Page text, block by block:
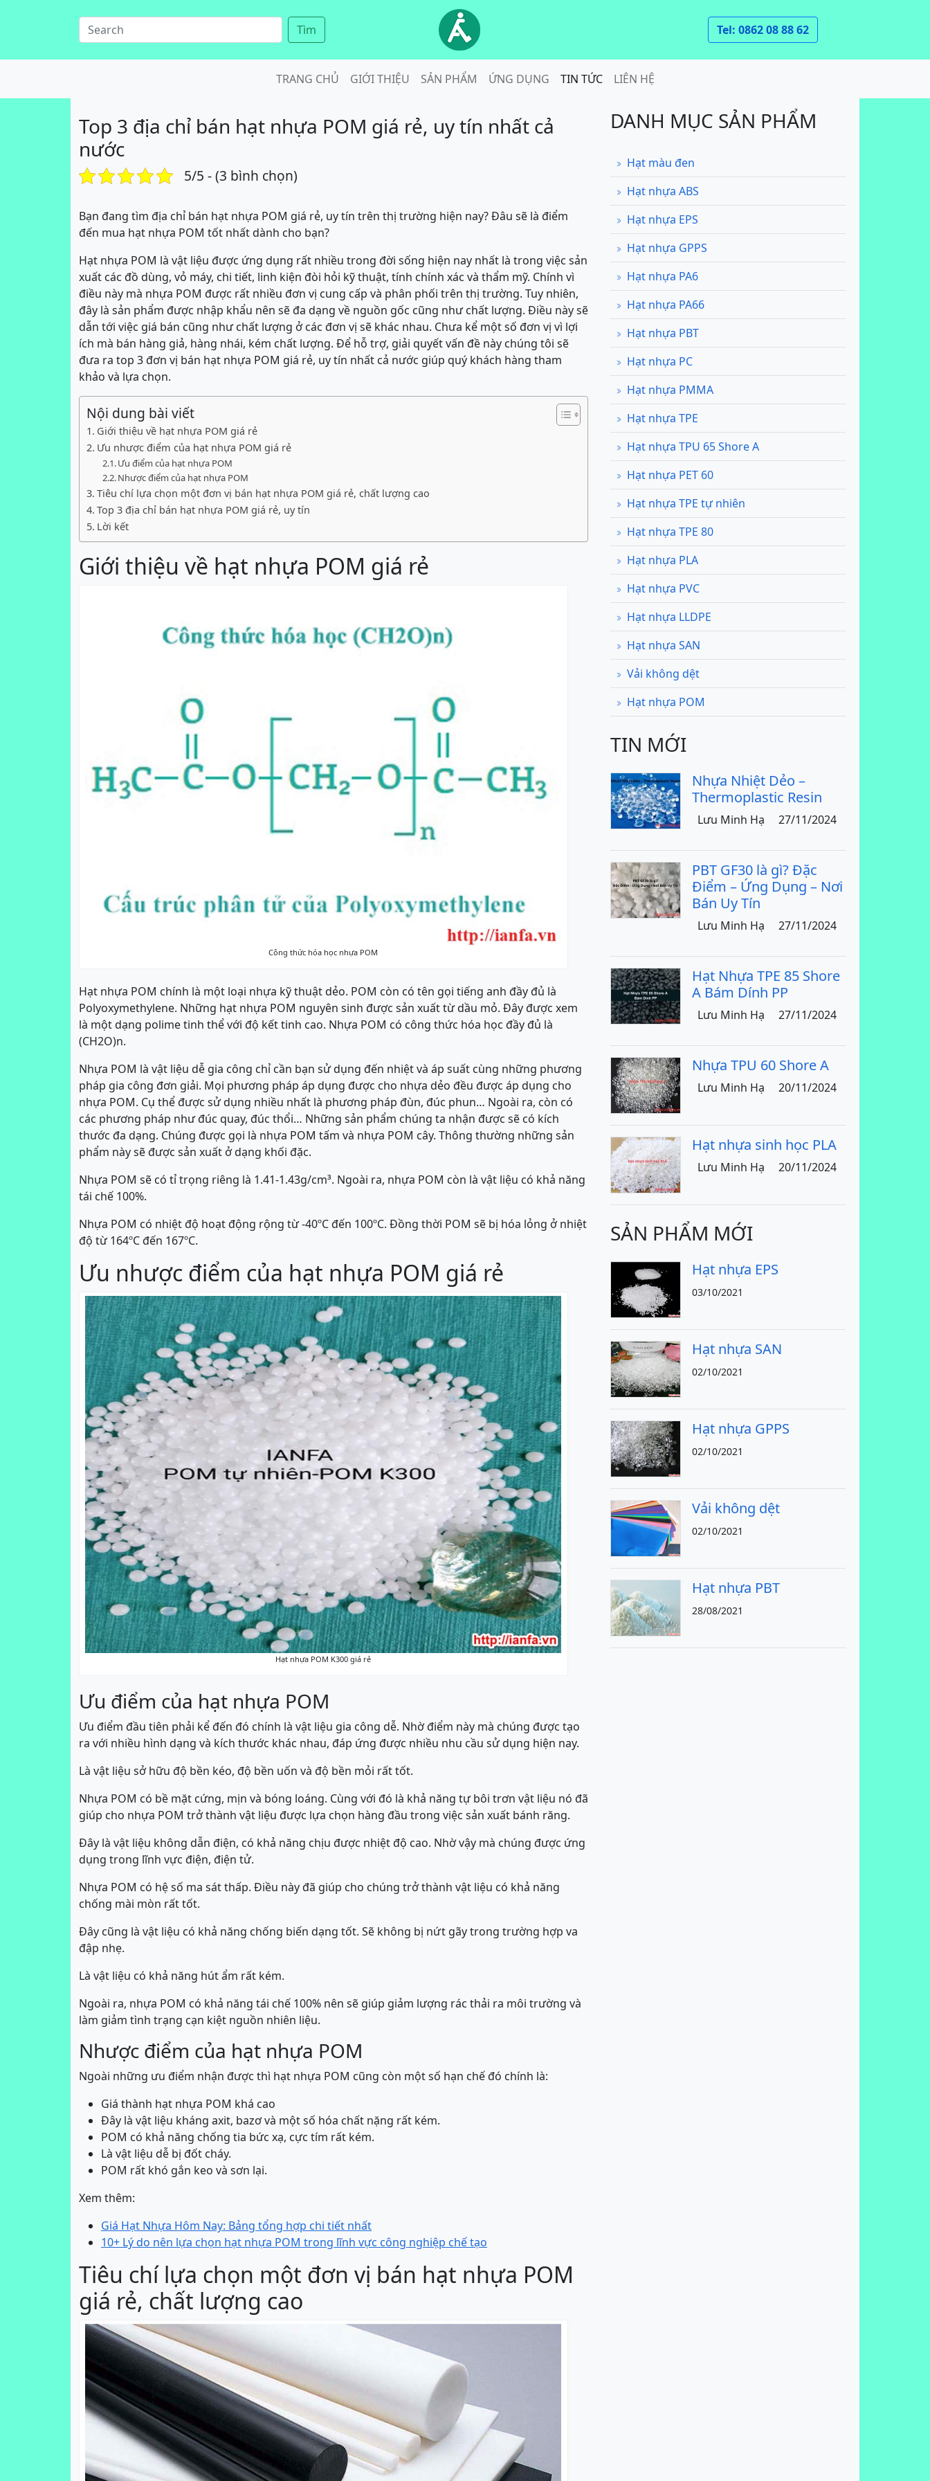
Tìm Tel: 0862 08 88 62
TRANG CHỦ GIỚI THIỆU SẢN PHẨM ỨNG DỤNG TIN TỨC LIÊN HỆ
Top 3 địa chỉ bán hạt nhựa POM giá rẻ, uy tín nhất cả
nước
5/5 - (3 bình chọn)
Bạn đang tìm địa chỉ bán hạt nhựa POM giá rẻ, uy tín trên thị trường hiện nay? Đâu sẽ là điểm
đến mua hạt nhựa POM tốt nhất dành cho bạn?
Hạt nhựa POM là vật liệu được ứng dụng rất nhiều trong đời sống hiện nay nhất là trong việc sản
xuất các đồ dùng, vỏ máy, chi tiết, linh kiện đòi hỏi kỹ thuật, tính chính xác và thẩm mỹ. Chính vì
điều này mà nhựa POM được rất nhiều đơn vị cung cấp và phân phối trên thị trường. Tuy nhiên,
đây là sản phẩm được nhập khẩu nên sẽ đa dạng về nguồn gốc cũng như chất lượng. Điều này sẽ
dẫn tới việc giá bán cũng như chất lượng ở các đơn vị sẽ khác nhau. Chưa kể một số đơn vị vì lợi
ích mà bán hàng giả, hàng nhái, kém chất lượng. Để hỗ trợ, giải quyết vấn đề này chúng tôi sẽ
đưa ra top 3 đơn vị bán hạt nhựa POM giá rẻ, uy tín nhất cả nước giúp quý khách hàng tham
khảo và lựa chọn.
Nội dung bài viết
Giới thiệu về hạt nhựa POM giá rẻ
Ưu nhược điểm của hạt nhựa POM giá rẻ
Ưu điểm của hạt nhựa POM
Nhược điểm của hạt nhựa POM
Tiêu chí lựa chọn một đơn vị bán hạt nhựa POM giá rẻ, chất lượng cao
Top 3 địa chỉ bán hạt nhựa POM giá rẻ, uy tín
Lời kết
Giới thiệu về hạt nhựa POM giá rẻ
Công thức hóa học nhựa POM
Hạt nhựa POM chính là một loại nhựa kỹ thuật dẻo. POM còn có tên gọi tiếng anh đầy đủ là
Polyoxymethylene. Những hạt nhựa POM nguyên sinh được sản xuất từ dầu mỏ. Đây được xem
là một dạng polime tinh thể với độ kết tinh cao. Nhựa POM có công thức hóa học đầy đủ là
(CH2O)n.
Nhựa POM là vật liệu dễ gia công chỉ cần bạn sử dụng đến nhiệt và áp suất cùng những phương
pháp gia công đơn giải. Mọi phương pháp áp dụng được cho nhựa dẻo đều được áp dụng cho
nhựa POM. Cụ thể được sử dụng nhiều nhất là phương pháp đùn, đúc phun… Ngoài ra, còn có
các phương pháp như đúc quay, đúc thổi… Những sản phẩm chúng ta nhận được sẽ có kích
thước đa dạng. Chúng được gọi là nhựa POM tấm và nhựa POM cây. Thông thường những sản
phẩm này sẽ được sản xuất ở dạng khối đặc.
Nhựa POM sẽ có tỉ trọng riêng là 1.41-1.43g/cm³. Ngoài ra, nhựa POM còn là vật liệu có khả năng
tái chế 100%.
Nhựa POM có nhiệt độ hoạt động rộng từ -40ºC đến 100ºC. Đồng thời POM sẽ bị hóa lỏng ở nhiệt
độ từ 164ºC đến 167ºC.
Ưu nhược điểm của hạt nhựa POM giá rẻ
Hạt nhựa POM K300 giá rẻ
Ưu điểm của hạt nhựa POM
Ưu điểm đầu tiên phải kể đến đó chính là vật liệu gia công dễ. Nhờ điểm này mà chúng được tạo
ra với nhiều hình dạng và kích thước khác nhau, đáp ứng được nhiều nhu cầu sử dụng hiện nay.
Là vật liệu sở hữu độ bền kéo, độ bền uốn và độ bền mỏi rất tốt.
Nhựa POM có bề mặt cứng, mịn và bóng loáng. Cùng với đó là khả năng tự bôi trơn vật liệu nó đã
giúp cho nhựa POM trở thành vật liệu được lựa chọn hàng đầu trong việc sản xuất bánh răng.
Đây là vật liệu không dẫn điện, có khả năng chịu được nhiệt độ cao. Nhờ vậy mà chúng được ứng
dụng trong lĩnh vực điện, điện tử.
Nhựa POM có hệ số ma sát thấp. Điều này đã giúp cho chúng trở thành vật liệu có khả năng
chống mài mòn rất tốt.
Đây cũng là vật liệu có khả năng chống biến dạng tốt. Sẽ không bị nứt gãy trong trường hợp va
đập nhẹ.
Là vật liệu có khả năng hút ẩm rất kém.
Ngoài ra, nhựa POM có khả năng tái chế 100% nên sẽ giúp giảm lượng rác thải ra môi trường và
làm giảm tình trạng cạn kiệt nguồn nhiên liệu.
Nhược điểm của hạt nhựa POM
Ngoài những ưu điểm nhận được thì hạt nhựa POM cũng còn một số hạn chế đó chính là:
Giá thành hạt nhựa POM khá cao
Đây là vật liệu kháng axit, bazơ và một số hóa chất nặng rất kém.
POM có khả năng chống tia bức xạ, cực tím rất kém.
Là vật liệu dễ bị đốt cháy.
POM rất khó gắn keo và sơn lại.
Xem thêm:
Giá Hạt Nhựa Hôm Nay: Bảng tổng hợp chi tiết nhất
10+ Lý do nên lựa chọn hạt nhựa POM trong lĩnh vực công nghiệp chế tạo
Tiêu chí lựa chọn một đơn vị bán hạt nhựa POM
giá rẻ, chất lượng cao
DANH MỤC SẢN PHẨM
Hạt màu đen
Hạt nhựa ABS
Hạt nhựa EPS
Hạt nhựa GPPS
Hạt nhựa PA6
Hạt nhựa PA66
Hạt nhựa PBT
Hạt nhựa PC
Hạt nhựa PMMA
Hạt nhựa TPE
Hạt nhựa TPU 65 Shore A
Hạt nhựa PET 60
Hạt nhựa TPE tự nhiên
Hạt nhựa TPE 80
Hạt nhựa PLA
Hạt nhựa PVC
Hạt nhựa LLDPE
Hạt nhựa SAN
Vải không dệt
Hạt nhựa POM
TIN MỚI
Nhựa Nhiệt Dẻo –
Thermoplastic Resin
Lưu Minh Hạ 27/11/2024
PBT GF30 là gì? Đặc
Điểm – Ứng Dụng – Nơi
Bán Uy Tín
Lưu Minh Hạ 27/11/2024
Hạt Nhựa TPE 85 Shore
A Bám Dính PP
Lưu Minh Hạ 27/11/2024
Nhựa TPU 60 Shore A
Lưu Minh Hạ 20/11/2024
Hạt nhựa sinh học PLA
Lưu Minh Hạ 20/11/2024
SẢN PHẨM MỚI
Hạt nhựa EPS
03/10/2021
Hạt nhựa SAN
02/10/2021
Hạt nhựa GPPS
02/10/2021
Vải không dệt
02/10/2021
Hạt nhựa PBT
28/08/2021